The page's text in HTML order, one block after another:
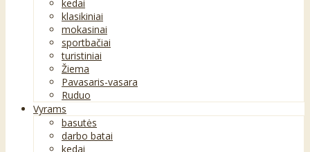
kedai
klasikiniai
mokasinai
sportbačiai
turistiniai
Žiema
Pavasaris-vasara
Ruduo
Vyrams
basutės
darbo batai
kedai